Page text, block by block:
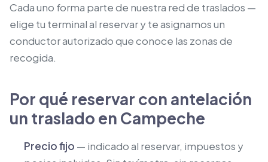
Cada uno forma parte de nuestra red de traslados —
elige tu terminal al reservar y te asignamos un
conductor autorizado que conoce las zonas de
recogida.
Por qué reservar con antelación
un traslado en Campeche
Precio fijo — indicado al reservar, impuestos y